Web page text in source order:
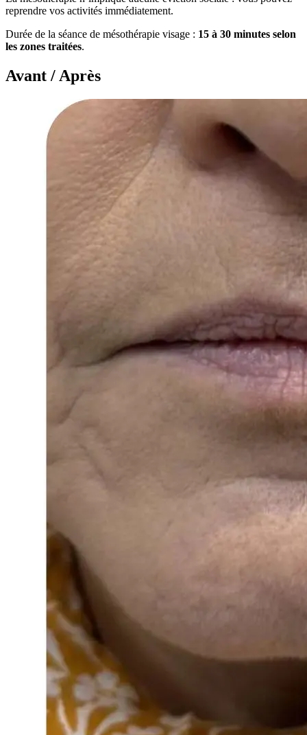
reprendre vos activités immédiatement.
Durée de la séance de mésothérapie visage : 15 à 30 minutes selon
les zones traitées.
Avant / Après